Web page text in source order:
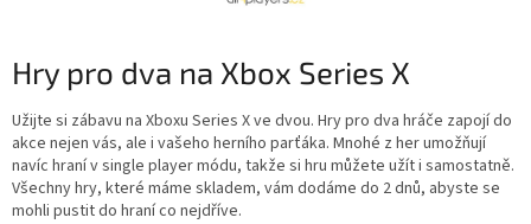
Hry pro dva na Xbox Series X
Užijte si zábavu na Xboxu Series X ve dvou. Hry pro dva hráče zapojí do
akce nejen vás, ale i vašeho herního parťáka. Mnohé z her umožňují
navíc hraní v single player módu, takže si hru můžete užít i samostatně.
Všechny hry, které máme skladem, vám dodáme do 2 dnů, abyste se
mohli pustit do hraní co nejdříve.